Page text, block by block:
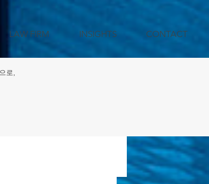
LAW FIRM INSIGHTS CONTACT
로,